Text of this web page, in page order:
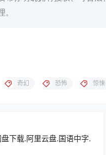
。
奇幻 恐怖 惊悚
盘下载.阿里云盘.国语中字.